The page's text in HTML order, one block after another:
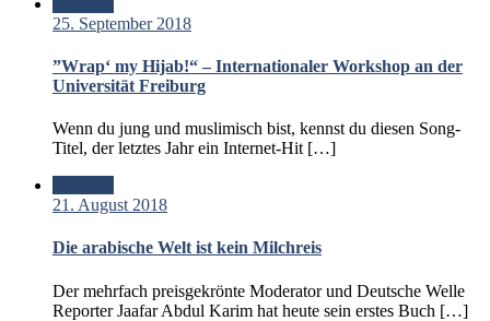
25. September 2018
”Wrap‘ my Hijab!“ – Internationaler Workshop an der
Universität Freiburg
Wenn du jung und muslimisch bist, kennst du diesen Song-
Titel, der letztes Jahr ein Internet-Hit […]
21. August 2018
Die arabische Welt ist kein Milchreis
Der mehrfach preisgekrönte Moderator und Deutsche Welle
Reporter Jaafar Abdul Karim hat heute sein erstes Buch […]